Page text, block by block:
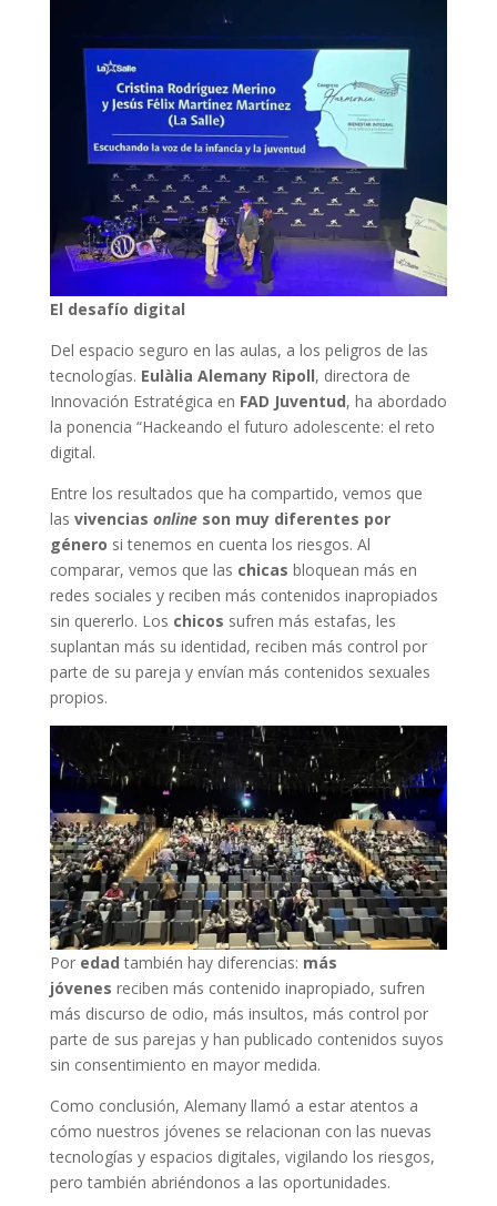
El desafío digital
Del espacio seguro en las aulas, a los peligros de las
tecnologías. Eulàlia Alemany Ripoll, directora de
Innovación Estratégica en FAD Juventud, ha abordado
la ponencia “Hackeando el futuro adolescente: el reto
digital.
Entre los resultados que ha compartido, vemos que
las vivencias onlineson muy diferentes por
género si tenemos en cuenta los riesgos. Al
comparar, vemos que las chicas bloquean más en
redes sociales y reciben más contenidos inapropiados
sin quererlo. Los chicos sufren más estafas, les
suplantan más su identidad, reciben más control por
parte de su pareja y envían más contenidos sexuales
propios.
Por edad también hay diferencias: más
jóvenes reciben más contenido inapropiado, sufren
más discurso de odio, más insultos, más control por
parte de sus parejas y han publicado contenidos suyos
sin consentimiento en mayor medida.
Como conclusión, Alemany llamó a estar atentos a
cómo nuestros jóvenes se relacionan con las nuevas
tecnologías y espacios digitales, vigilando los riesgos,
pero también abriéndonos a las oportunidades.